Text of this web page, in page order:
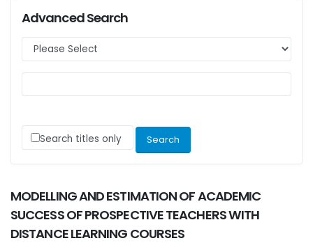
Advanced Search
Search titles only
MODELLING AND ESTIMATION OF ACADEMIC
SUCCESS OF PROSPECTIVE TEACHERS WITH
DISTANCE LEARNING COURSES